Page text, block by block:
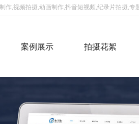
,视频拍摄,动画制作,抖音短视频,纪录片拍摄,专
案例展示 拍摄花絮